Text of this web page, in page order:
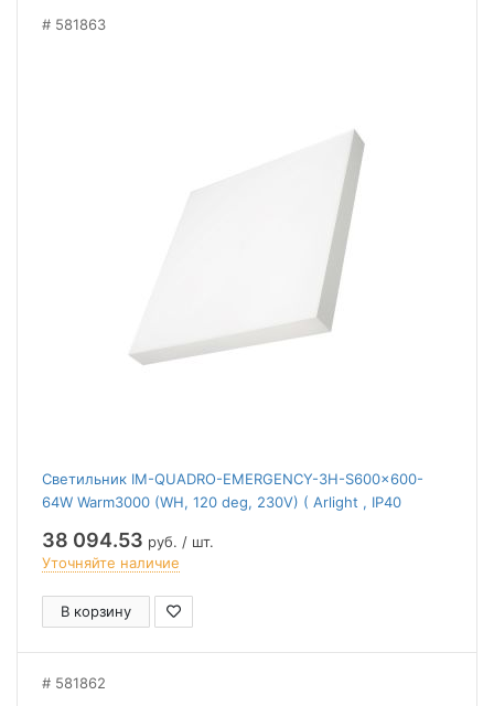
581863
Светильник IM-QUADRO-EMERGENCY-3H-S600x600-
64W Warm3000 (WH, 120 deg, 230V) ( Arlight , IP40
38 094.53 руб. / шт.
Уточняйте наличие
В корзину
581862